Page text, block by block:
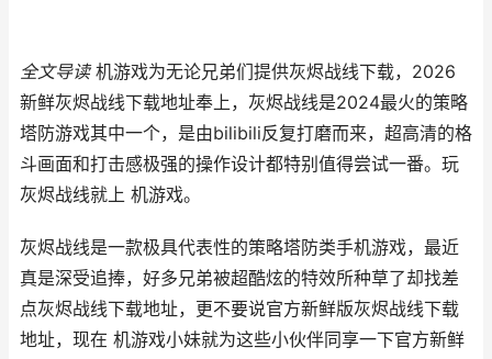
全文导读机游戏为无论兄弟们提供灰烬战线下载，2026
新鲜灰烬战线下载地址奉上，灰烬战线是2024最火的策略
塔防游戏其中一个，是由bilibili反复打磨而来，超高清的格
斗画面和打击感极强的操作设计都特别值得尝试一番。玩
灰烬战线就上 机游戏。
灰烬战线是一款极具代表性的策略塔防类手机游戏，最近
真是深受追捧，好多兄弟被超酷炫的特效所种草了却找差
点灰烬战线下载地址，更不要说官方新鲜版灰烬战线下载
地址，现在 机游戏小妹就为这些小伙伴同享一下官方新鲜